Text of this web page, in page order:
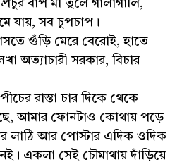
বাপ মা তুলে গালাগালি,
যায়, সব চুপচাপ।
গুঁড়ি মেরে বেরোই, হাতে
অত্যাচারী সরকার, বিচার
রাস্তা চার দিকে থেকে
আমার ফোনটাও কোথায় পড়ে
লাঠি আর পোস্টার এদিক ওদিক
একলা সেই চৌমাথায় দাঁড়িয়ে